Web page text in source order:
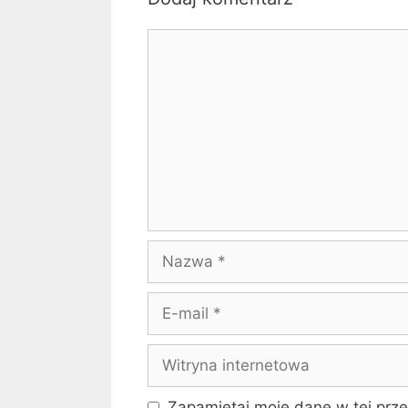
Nazwa
Witryna
internetowa